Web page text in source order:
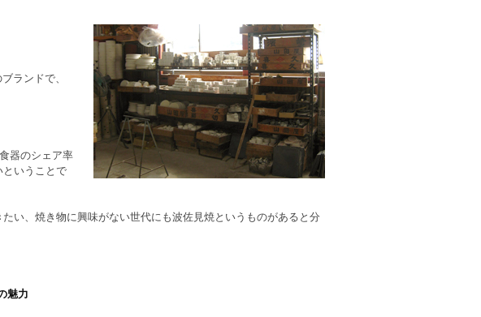
ランドで、
器のシェア率
ということで
い、焼き物に興味がない世代にも波佐見焼というものがあると分
魅力